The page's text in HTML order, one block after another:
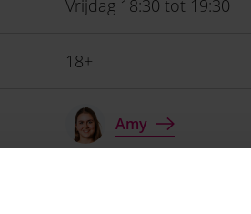
Vrijdag 18:30 tot 19:30
18+
Amy